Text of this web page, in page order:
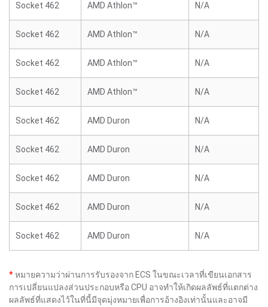
Socket 462 AMD Athlon™ N/A
Socket 462 AMD Athlon™ N/A
Socket 462 AMD Athlon™ N/A
Socket 462 AMD Athlon™ N/A
Socket 462 AMD Duron N/A
Socket 462 AMD Duron N/A
Socket 462 AMD Duron N/A
Socket 462 AMD Duron N/A
Socket 462 AMD Duron N/A
*หมายความว่าผ่านการรับรองจาก ECS ในขณะเวลาที่เขียนเอกสาร
การเปลี่ยนแปลงส่วนประกอบหรือ CPU อาจทำให้เกิดผลลัพธ์ที่แตกต่าง
ผลลัพธ์ที่แสดงไว้ในที่นี้มีจุดมุ่งหมายเพื่อการอ้างอิงเท่านั้นและอาจมี